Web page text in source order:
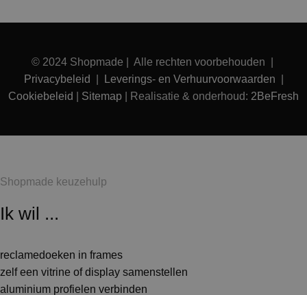
© 2024 Shopmade | Alle rechten voorbehouden |
Privacybeleid
Leverings- en Verhuurvoorwaarden
Cookiebeleid
Sitemap | Realisatie & onderhoud: 2BeFresh
Shopmade keuzehulp
Ik wil ...
reclamedoeken in frames
zelf een vitrine of display samenstellen
aluminium profielen verbinden